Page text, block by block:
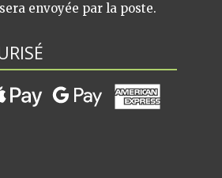
envoyée par la poste.